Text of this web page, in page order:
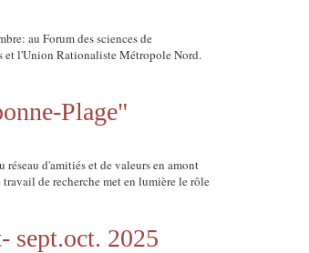
au Forum des sciences de
et l'Union Rationaliste Métropole Nord.
Plage"
réseau d'amitiés et de valeurs en amont
de recherche met en lumière le rôle
sept.oct. 2025